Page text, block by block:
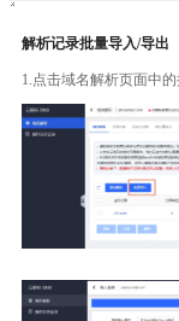
解析记录批量导入/导出
1.点击域名解析页面中